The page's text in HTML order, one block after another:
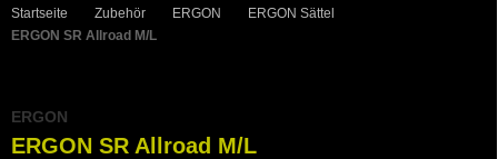
Startseite Zubehör ERGON
ERGON Sättel
ERGON SR Allroad M/L
ERGON
ERGON SR Allroad M/L